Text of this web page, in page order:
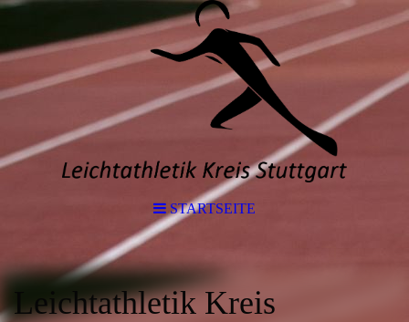
STARTSEITE
Leichtathletik Kreis